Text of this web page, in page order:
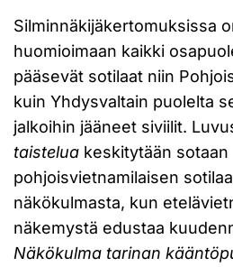
Silminnäkijäkertomuksissa
huomioimaan kaikki
pääsevät sotilaat niin
kuin Yhdysvaltain puolelta
jalkoihin jääneet siviilit.
taistelua keskitytään sotaan
pohjoisvietnamilaisen
näkökulmasta, kun
näkemystä edustaa
Näkökulma tarinan